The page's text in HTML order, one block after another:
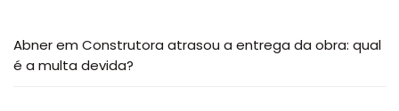
Abnerem Construtora atrasou a entrega da obra: qual
é a multa devida?